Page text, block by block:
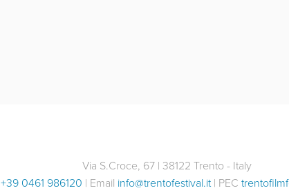
Via S.Croce, 67 | 38122 Trento - Italy
+39 0461 986120 | Email info@trentofestival.it| PEC